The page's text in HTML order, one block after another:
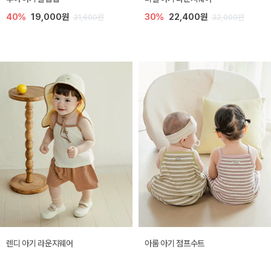
40% 19,000원 31,600원 30% 22,400원 32,000원
렌디 아기 라운지웨어 아롬 아기 점프수트